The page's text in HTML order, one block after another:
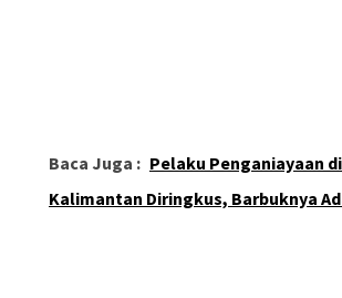
Baca Juga : Pelaku Penganiayaan
Kalimantan Diringkus, Barbuknya